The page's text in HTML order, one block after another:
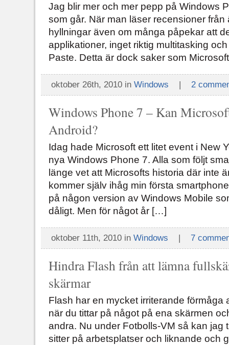
Jag blir mer och mer pepp på Windows
som går. När man läser recensioner
hyllningar även om många påpekar att
applikationer, inget riktig multitasking
Paste. Detta är dock saker som
oktober 26th, 2010 in Windows | 2
Windows Phone 7 – Kan
Android?
Idag hade Microsoft ett litet event i New
nya Windows Phone 7. Alla som följt
länge vet att Microsofts historia där inte
kommer själv ihåg min första
på någon version av Windows Mobile
dåligt. Men för något år […]
oktober 11th, 2010 in Windows | 7
Hindra Flash från att lämna
skärmar
Flash har en mycket irriterande förmåga
när du tittar på något på ena skärmen
andra. Nu under Fotbolls-VM så kan jag
sitter på arbetsplatser och liknande och